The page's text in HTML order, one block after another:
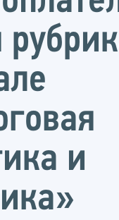
и